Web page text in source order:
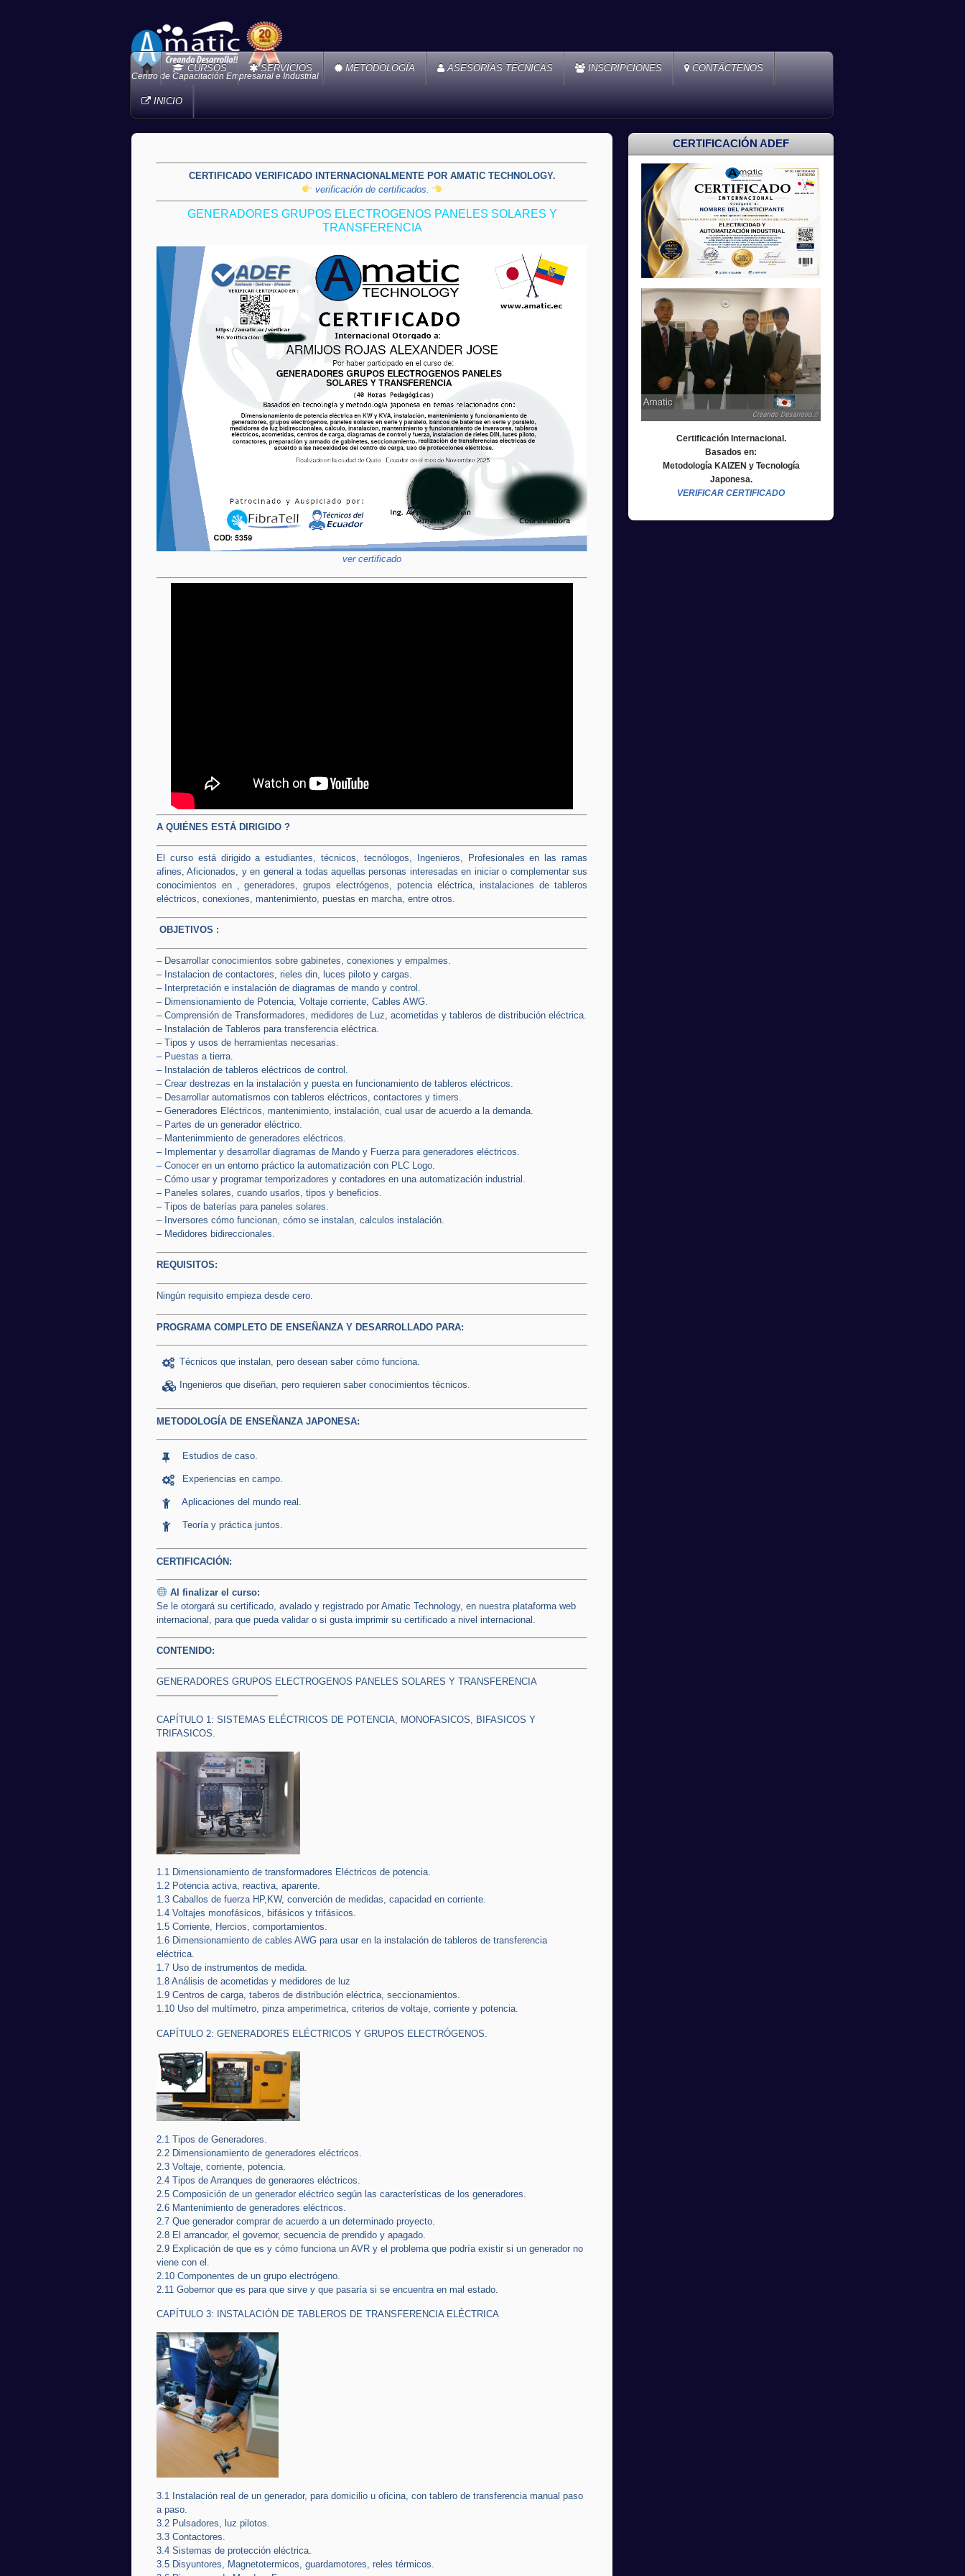
Centro de Capacitación Empresarial e Industrial
CURSOS SERVICIOS METODOLOGÍA ASESORÍAS TÉCNICAS INSCRIPCIONES CONTÁCTENOS
INICIO
CERTIFICADO VERIFICADO INTERNACIONALMENTE POR AMATIC TECHNOLOGY.
verificación de certificados.
GENERADORES GRUPOS ELECTROGENOS PANELES SOLARES Y
TRANSFERENCIA
ver certificado
A QUIÉNES ESTÁ DIRIGIDO ?
El curso está dirigido a estudiantes, técnicos, tecnólogos, Ingenieros, Profesionales en las ramas
afines, Aficionados, y en general a todas aquellas personas interesadas en iniciar o complementar sus
conocimientos en , generadores, grupos electrógenos, potencia eléctrica, instalaciones de tableros
eléctricos, conexiones, mantenimiento, puestas en marcha, entre otros.
OBJETIVOS :
– Desarrollar conocimientos sobre gabinetes, conexiones y empalmes.
– Instalacion de contactores, rieles din, luces piloto y cargas.
– Interpretación e instalación de diagramas de mando y control.
– Dimensionamiento de Potencia, Voltaje corriente, Cables AWG.
– Comprensión de Transformadores, medidores de Luz, acometidas y tableros de distribución eléctrica.
– Instalación de Tableros para transferencia eléctrica.
– Tipos y usos de herramientas necesarias.
– Puestas a tierra.
– Instalación de tableros eléctricos de control.
– Crear destrezas en la instalación y puesta en funcionamiento de tableros eléctricos.
– Desarrollar automatismos con tableros eléctricos, contactores y timers.
– Generadores Eléctricos, mantenimiento, instalación, cual usar de acuerdo a la demanda.
– Partes de un generador eléctrico.
– Mantenimmiento de generadores eléctricos.
– Implementar y desarrollar diagramas de Mando y Fuerza para generadores eléctricos.
– Conocer en un entorno práctico la automatización con PLC Logo.
– Cómo usar y programar temporizadores y contadores en una automatización industrial.
– Paneles solares, cuando usarlos, tipos y beneficios.
– Tipos de baterías para paneles solares.
– Inversores cómo funcionan, cómo se instalan, calculos instalación.
– Medidores bidireccionales.
REQUISITOS:
Ningún requisito empieza desde cero.
PROGRAMA COMPLETO DE ENSEÑANZA Y DESARROLLADO PARA:
Técnicos que instalan, pero desean saber cómo funciona.
Ingenieros que diseñan, pero requieren saber conocimientos técnicos.
METODOLOGÍA DE ENSEÑANZA JAPONESA:
Estudios de caso.
Experiencias en campo.
Aplicaciones del mundo real.
Teoría y práctica juntos.
CERTIFICACIÓN:
Al finalizar el curso:
Se le otorgará su certificado, avalado y registrado por Amatic Technology, en nuestra plataforma web
internacional, para que pueda validar o si gusta imprimir su certificado a nivel internacional.
CONTENIDO:
GENERADORES GRUPOS ELECTROGENOS PANELES SOLARES Y TRANSFERENCIA
—————————————
CAPÍTULO 1: SISTEMAS ELÉCTRICOS DE POTENCIA, MONOFASICOS, BIFASICOS Y
TRIFASICOS.
1.1 Dimensionamiento de transformadores Eléctricos de potencia.
1.2 Potencia activa, reactiva, aparente.
1.3 Caballos de fuerza HP,KW, converción de medidas, capacidad en corriente.
1.4 Voltajes monofásicos, bifásicos y trifásicos.
1.5 Corriente, Hercios, comportamientos.
1.6 Dimensionamiento de cables AWG para usar en la instalación de tableros de transferencia
eléctrica.
1.7 Uso de instrumentos de medida.
1.8 Análisis de acometidas y medidores de luz
1.9 Centros de carga, taberos de distribución eléctrica, seccionamientos.
1.10 Uso del multímetro, pinza amperimetrica, criterios de voltaje, corriente y potencia.
CAPÍTULO 2: GENERADORES ELÉCTRICOS Y GRUPOS ELECTRÓGENOS.
2.1 Tipos de Generadores.
2.2 Dimensionamiento de generadores eléctricos.
2.3 Voltaje, corriente, potencia.
2.4 Tipos de Arranques de generaores eléctricos.
2.5 Composición de un generador eléctrico según las características de los generadores.
2.6 Mantenimiento de generadores eléctricos.
2.7 Que generador comprar de acuerdo a un determinado proyecto.
2.8 El arrancador, el governor, secuencia de prendido y apagado.
2.9 Explicación de que es y cómo funciona un AVR y el problema que podría existir si un generador no
viene con el.
2.10 Componentes de un grupo electrógeno.
2.11 Gobernor que es para que sirve y que pasaría si se encuentra en mal estado.
CAPÍTULO 3: INSTALACIÓN DE TABLEROS DE TRANSFERENCIA ELÉCTRICA
3.1 Instalación real de un generador, para domicilio u oficina, con tablero de transferencia manual paso
a paso.
3.2 Pulsadores, luz pilotos.
3.3 Contactores.
3.4 Sistemas de protección eléctrica.
3.5 Disyuntores, Magnetotermicos, guardamotores, reles térmicos.
CERTIFICACIÓN ADEF
Certificación Internacional.
Basados en:
Metodología KAIZEN y Tecnología
Japonesa.
VERIFICAR CERTIFICADO